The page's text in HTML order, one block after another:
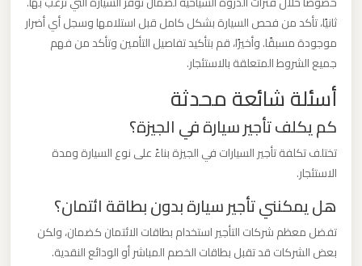
ثانيًا، تأكد من فحص السيارة بشكل كامل قبل استلامها وسجل أي أضرار
موجودة مسبقًا. وأخيرًا، قم بتأكيد تفاصيل التأمين وتأكد من فهم
جميع الشروط المتعلقة بالاستئجار.
أسئلة شائعة محدثة
كم يكلف تأجير سيارة في الجيزة؟
تختلف تكلفة تأجير السيارات في الجيزة بناءً على نوع السيارة ومدة
الاستئجار.
هل يمكنني تأجير سيارة بدون بطاقة ائتمان؟
تفضل معظم شركات التأجير استخدام بطاقات الائتمان كضمان، ولكن
بعض الشركات قد تقبل بطاقات الخصم المباشر أو الودائع النقدية.
ليموزين
مطار
العالمين
ليموزين
مطار
العاصمة
الادارية
ليموزين
مطار